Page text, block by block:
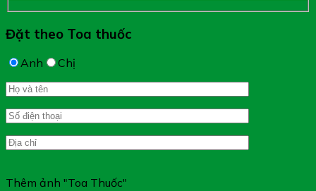
Đặt theo Toa thuốc
Anh Chị
Thêm ảnh "Toa Thuốc"